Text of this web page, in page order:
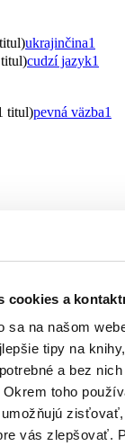
cookies a
sa na našom
tipy na
a bez
toho
vás zlepšovať.
ukrajinčina1
cudzí jazyk1
titul)pevná väzba1